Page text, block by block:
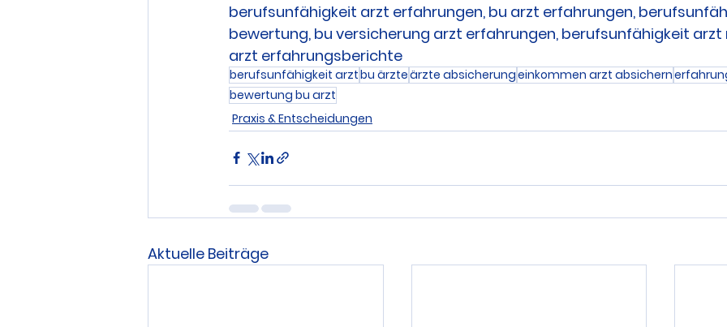
berufsunfähigkeit arzt erfahrungen, bu arzt erfahrungen,
bewertung, bu versicherung arzt erfahrungen, berufsunfähigkeit arzt
arzt erfahrungsberichte
berufsunfähigkeit arztbu ärzteärzte absicherungeinkommen arzt absichern
bewertung bu arzt
Praxis & Entscheidungen
Aktuelle Beiträge